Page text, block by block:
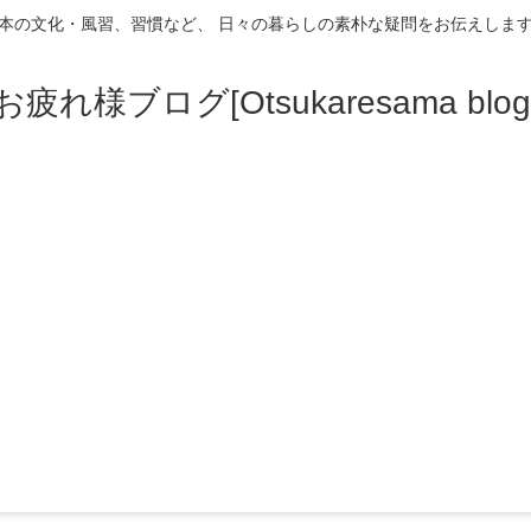
の文化・風習、習慣など、 日々の暮らしの素朴な疑問をお伝えしま
疲れ様ブログ[Otsukaresama